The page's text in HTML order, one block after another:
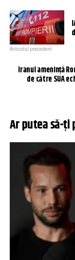
Articolul precedent
Iranul amenință
de către SUA
Ar putea să-ți